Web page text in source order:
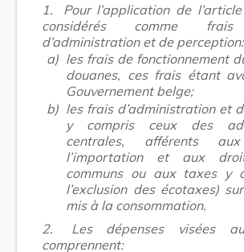
1.
Pour l’application de
considérés comme frais
d’administration et de perception:
a) les frais de fonctionnement
douanes, ces frais étant
Gouvernement belge;
b) les frais d’administration et
y compris ceux des
centrales, afférents
l’importation et aux
communs ou aux taxes y
l’exclusion des écotaxes)
mis à la consommation.
2.
Les dépenses visées
comprennent: